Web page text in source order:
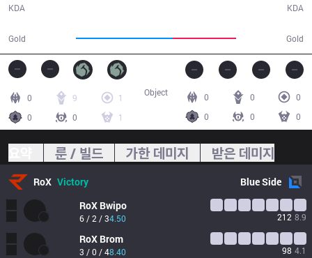
KDA
Gold Gold
KDA
0 9
1
0
0 1
0 0
0
0
0 0
Object
룬 / 빌드 가한 데미지 받은 데미지
RoX Victory BlueSide
RoX Bwipo
6 / 2 / 34.50 212 8.9
RoX Brom
3 / 0 / 48.40 98 4.1